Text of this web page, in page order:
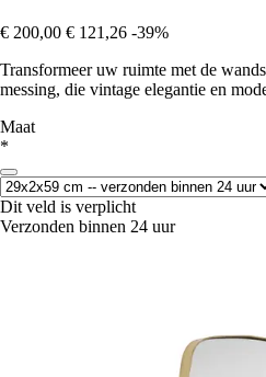
€ 200,00 € 121,26 -39%
Transformeer uw ruimte met de
messing, die vintage elegantie en
Maat
*
Dit veld is verplicht
Verzonden binnen 24 uur